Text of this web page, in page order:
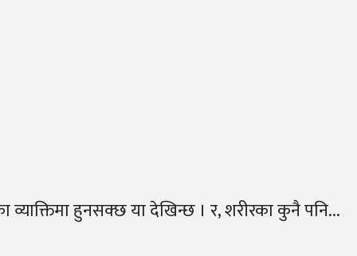
व्याक्तिमा हुनसक्छ या देखिन्छ । र, शरीरका कुनै पनि...